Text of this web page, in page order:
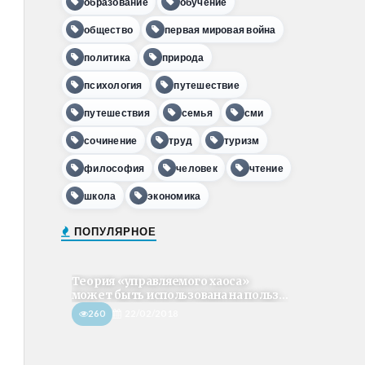
общество первая мировая война
политика природа
психология путешествие
путешествия семья сми
сочинение труд туризм
философия человек чтение
школа экономика
ПОПУЛЯРНОЕ
Теория «управляемого хаоса»
может быть использована на польз...
260